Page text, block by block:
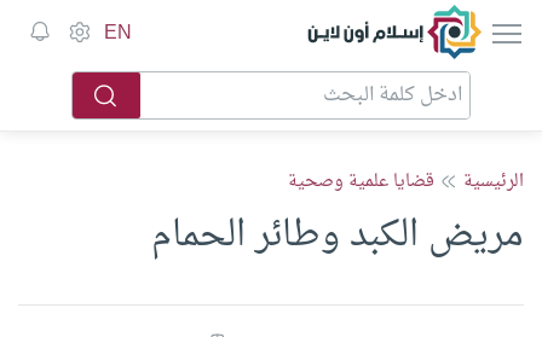
إسلام أون لاين EN
الرئيسية قضايا علمية وصحية
مريض الكبد وطائر الحمام